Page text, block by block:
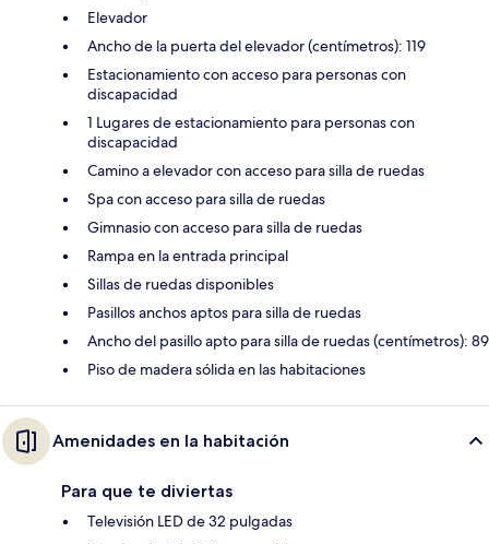
Elevador
Ancho de la puerta del elevador (centímetros): 119
Estacionamiento con acceso para personas con
discapacidad
1 Lugares de estacionamiento para personas con
discapacidad
Camino a elevador con acceso para silla de ruedas
Spa con acceso para silla de ruedas
Gimnasio con acceso para silla de ruedas
Rampa en la entrada principal
Sillas de ruedas disponibles
Pasillos anchos aptos para silla de ruedas
Ancho del pasillo apto para silla de ruedas (centímetros): 89
Piso de madera sólida en las habitaciones
Amenidades en la habitación
Para que te diviertas
Televisión LED de 32 pulgadas